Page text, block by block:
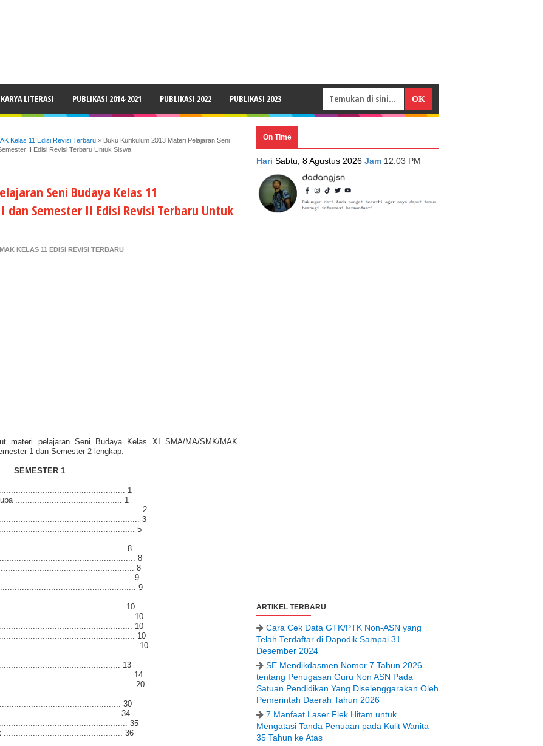
LITERASI PUBLIKASI 2014-2021 PUBLIKASI 2022 PUBLIKASI 2023
Kelas 11 Edisi Revisi Terbaru » Buku Kurikulum 2013 Materi Pelajaran Seni
II Edisi Revisi Terbaru Untuk Siswa
Seni Budaya Kelas 11
dan Semester II Edisi Revisi Terbaru Untuk
KELAS 11 EDISI REVISI TERBARU
materi pelajaran Seni Budaya Kelas XI SMA/MA/SMK/MAK
1 dan Semester 2 lengkap:
SEMESTER 1
1
............................................ 1
2
3
5
8
8
8
9
9
10
10
10
10
10
13
14
20
30
34
35
................................................. 36
On Time
Hari Sabtu, 8 Agustus 2026 Jam 12:03 PM
ARTIKEL TERBARU
Cara Cek Data GTK/PTK Non-ASN yang
Telah Terdaftar di Dapodik Sampai 31
Desember 2024
SE Mendikdasmen Nomor 7 Tahun 2026
tentang Penugasan Guru Non ASN Pada
Satuan Pendidikan Yang Diselenggarakan Oleh
Pemerintah Daerah Tahun 2026
7 Manfaat Laser Flek Hitam untuk
Mengatasi Tanda Penuaan pada Kulit Wanita
35 Tahun ke Atas